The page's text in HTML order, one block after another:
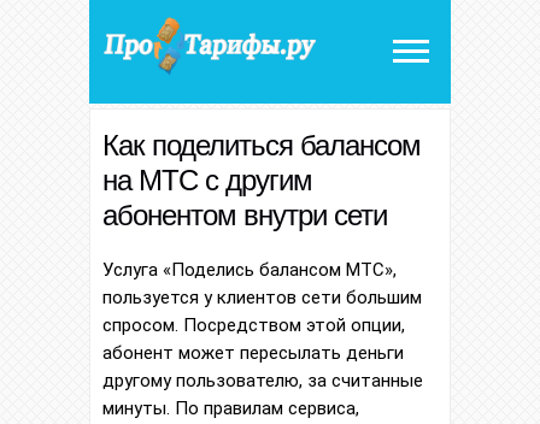
Как поделиться балансом
на МТС с другим
абонентом внутри сети
Услуга «Поделись балансом МТС»,
пользуется у клиентов сети большим
спросом. Посредством этой опции,
абонент может пересылать деньги
другому пользователю, за считанные
минуты. По правилам сервиса,